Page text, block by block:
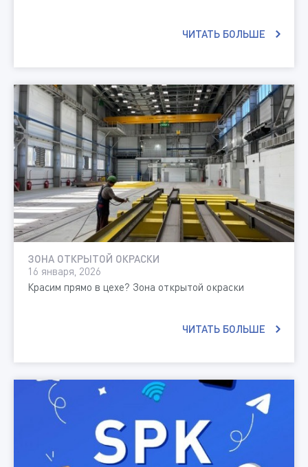
ЧИТАТЬ БОЛЬШЕ
ЗОНА ОТКРЫТОЙ ОКРАСКИ
16 января, 2026
Красим прямо в цехе? Зона открытой окраски
ЧИТАТЬ БОЛЬШЕ